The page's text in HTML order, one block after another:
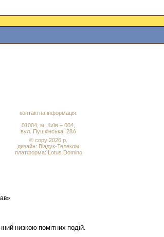
контактна інформація:
01004, м. Київ – 004,
вул. Пушкінська, 28А
© copy 2026 р.
дизайн: Віадук-Телеком
платформа: Lotus Domino
низкою помітних подій.